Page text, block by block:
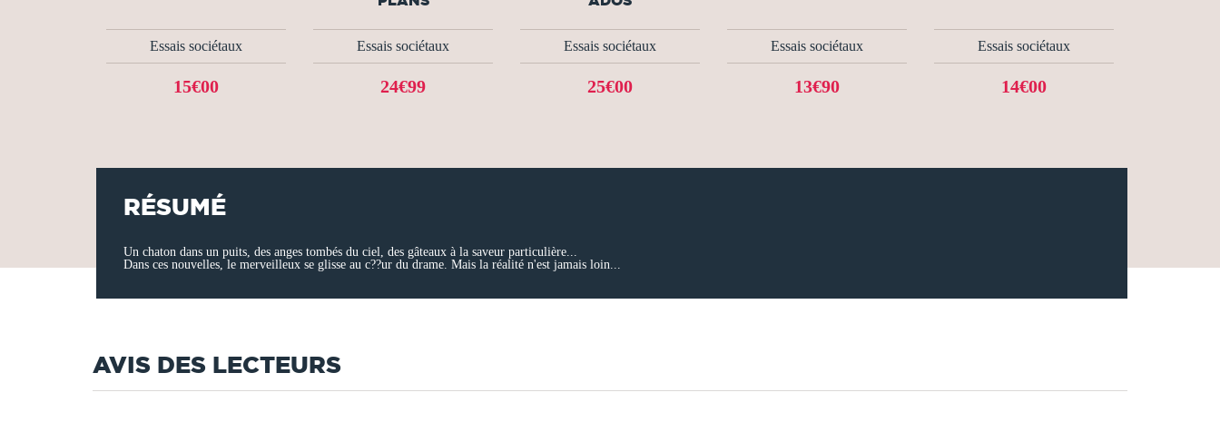
Essais sociétaux
15€00
Essais sociétaux
24€99
Essais sociétaux
25€00
Essais sociétaux
13€90
Essais sociétaux
14€00
RÉSUMÉ
Un chaton dans un puits, des anges tombés du ciel, des gâteaux à la saveur particulière...
Dans ces nouvelles, le merveilleux se glisse au c??ur du drame. Mais la réalité n'est jamais loin...
AVIS DES LECTEURS